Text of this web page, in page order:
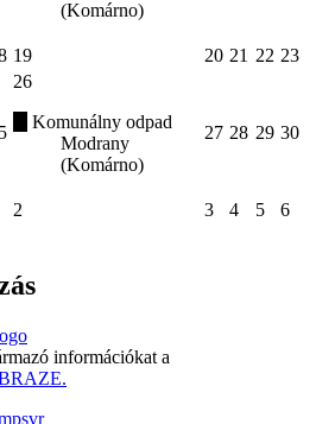
(Komárno)
19 20 21 22 23
26
Komunálny odpad
Modrany
(Komárno)
27 28 29 30
2 3 4 5
6
információkat a